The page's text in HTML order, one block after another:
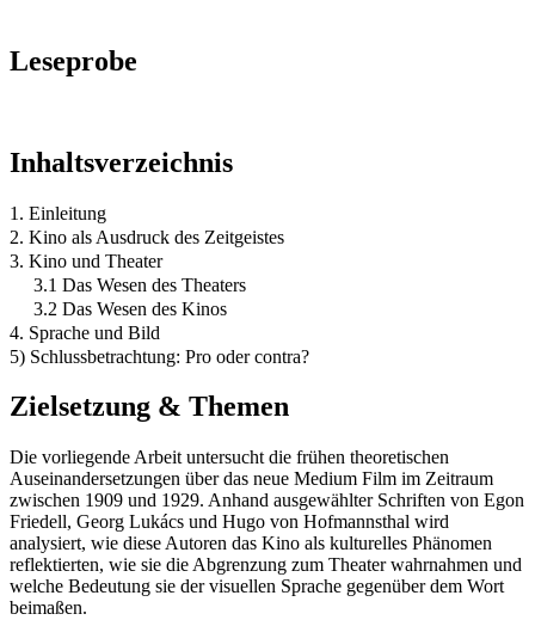
Leseprobe
Inhaltsverzeichnis
1. Einleitung
2. Kino als Ausdruck des Zeitgeistes
3. Kino und Theater
3.1 Das Wesen des Theaters
3.2 Das Wesen des Kinos
4. Sprache und Bild
5) Schlussbetrachtung: Pro oder contra?
Zielsetzung & Themen
Die vorliegende Arbeit untersucht die frühen theoretischen
Auseinandersetzungen über das neue Medium Film im Zeitraum
zwischen 1909 und 1929. Anhand ausgewählter Schriften von Egon
Friedell, Georg Lukács und Hugo von Hofmannsthal wird
analysiert, wie diese Autoren das Kino als kulturelles Phänomen
reflektierten, wie sie die Abgrenzung zum Theater wahrnahmen und
welche Bedeutung sie der visuellen Sprache gegenüber dem Wort
beimaßen.